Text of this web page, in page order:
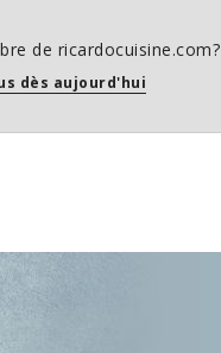
de ricardocuisine.com?
dès aujourd'hui